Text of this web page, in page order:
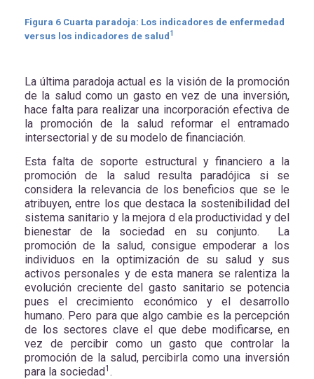
Figura 6 Cuarta paradoja: Los indicadores de enfermedad
versus los indicadores de salud1
La última paradoja actual es la visión de la promoción
de la salud como un gasto en vez de una inversión,
hace falta para realizar una incorporación efectiva de
la promoción de la salud reformar el entramado
intersectorial y de su modelo de financiación.
Esta falta de soporte estructural y financiero a la
promoción de la salud resulta paradójica si se
considera la relevancia de los beneficios que se le
atribuyen, entre los que destaca la sostenibilidad del
sistema sanitario y la mejora d ela productividad y del
bienestar de la sociedad en su conjunto. La
promoción de la salud, consigue empoderar a los
individuos en la optimización de su salud y sus
activos personales y de esta manera se ralentiza la
evolución creciente del gasto sanitario se potencia
pues el crecimiento económico y el desarrollo
humano. Pero para que algo cambie es la percepción
de los sectores clave el que debe modificarse, en
vez de percibir como un gasto que controlar la
promoción de la salud, percibirla como una inversión
para la sociedad1 .